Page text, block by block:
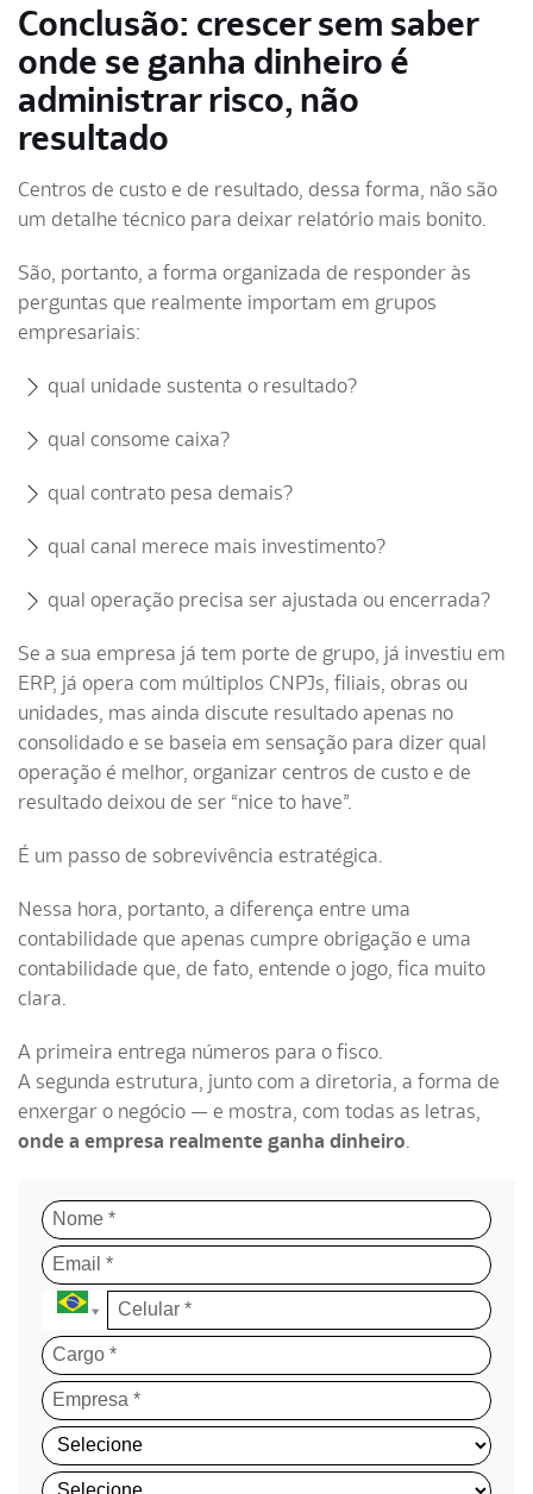
Conclusão: crescer sem saber
onde se ganha dinheiro é
administrar risco, não
resultado
Centros de custo e de resultado, dessa forma, não são
um detalhe técnico para deixar relatório mais bonito.
São, portanto, a forma organizada de responder às
perguntas que realmente importam em grupos
empresariais:
qual unidade sustenta o resultado?
qual consome caixa?
qual contrato pesa demais?
qual canal merece mais investimento?
qual operação precisa ser ajustada ou encerrada?
Se a sua empresa já tem porte de grupo, já investiu em
ERP, já opera com múltiplos CNPJs, filiais, obras ou
unidades, mas ainda discute resultado apenas no
consolidado e se baseia em sensação para dizer qual
operação é melhor, organizar centros de custo e de
resultado deixou de ser “nice to have”.
É um passo de sobrevivência estratégica.
Nessa hora, portanto, a diferença entre uma
contabilidade que apenas cumpre obrigação e uma
contabilidade que, de fato, entende o jogo, fica muito
clara.
A primeira entrega números para o fisco.
A segunda estrutura, junto com a diretoria, a forma de
enxergar o negócio — e mostra, com todas as letras,
onde a empresa realmente ganha dinheiro